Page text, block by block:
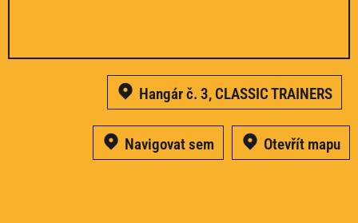
Hangár č. 3, CLASSIC TRAINERS
Navigovat sem Otevřít mapu